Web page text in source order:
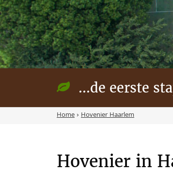
...de eerste
Home› Hovenier Haarlem
Hovenier in